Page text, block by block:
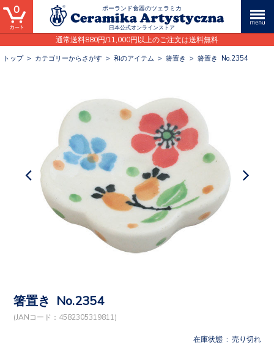
ポーランド食器のツェラミカ
日本公式オンラインストア
通常送料880円/11,000円以上のご注文は送料無料
0
トップ> カテゴリーからさがす > 和のアイテム > 箸置き > 箸置き No.2354
箸置き No.2354
(JANコード：4582305319811)
在庫状態 : 売り切れ